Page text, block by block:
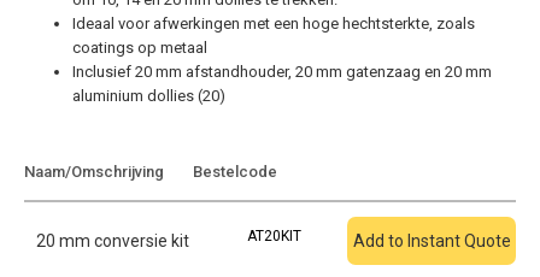
Ideaal voor afwerkingen met een hoge hechtsterkte, zoals
coatings op metaal
Inclusief 20 mm afstandhouder, 20 mm gatenzaag en 20 mm
aluminium dollies (20)
Naam/Omschrijving Bestelcode
20 mm conversie kit AT20KIT Add to Instant Quote